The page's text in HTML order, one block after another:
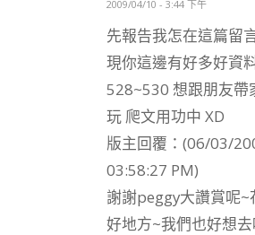
says:
2009/04/10 - 3:44 下午
先報告我怎在這篇留
現你這邊有好多好資
528~530 想跟朋友帶
玩 爬文用功中 XD
版主回覆：(06/03/
03:58:27 PM)
謝謝peggy大讚賞呢~
好地方~我們也好想